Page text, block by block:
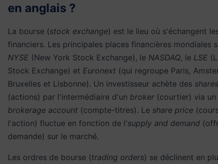
en anglais ?
La bourse (stock exchange) est le lieu où s'échangent
financiers. Les principales places financières mondiales
NYSE (New York Stock Exchange), le NASDAQ, le LSE
Stock Exchange) et Euronext (qui regroupe Paris,
Bruxelles et Lisbonne). Un investisseur achète des shares
(actions) par l'intermédiaire d'un broker (courtier) via un
brokerage account (compte-titres). Le share price
l'action) fluctue en fonction de l'supply and demand
demande) sur le marché.
Les ordres de bourse (trading orders) se déclinent en